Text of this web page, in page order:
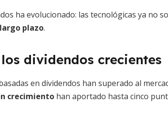
ha evolucionado: las tecnológicas ya no
plazo.
dividendos crecientes
en dividendos han superado al
crecimiento han aportado hasta cinco